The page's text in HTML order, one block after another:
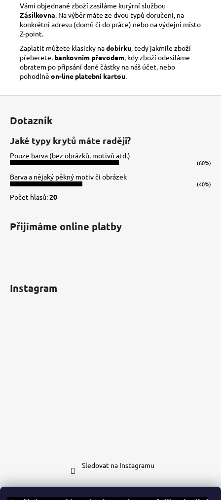
Vámi objednané zboží zasíláme kurýrní službou
Zásilkovna . Na výběr máte ze dvou typů doručení, na
konkrétní adresu (domů či do práce) nebo na výdejní místo
Z-point.
Zaplatit můžete klasicky nadobírku , tedy jakmile zboží
přeberete, bankovním převodem , kdy zboží odesíláme
obratem po připsání dané částky na náš účet, nebo
pohodlně on-line platební kartou
Dotazník
Jaké typy krytů máte raději?
Pouze barva (bez obrázků, motivů atd.)
(60%)
Barva a nějaký pěkný motiv či obrázek
(40%)
Počet hlasů:20
Přijímáme online platby
Instagram
Sledovat na Instagramu
Kontakt